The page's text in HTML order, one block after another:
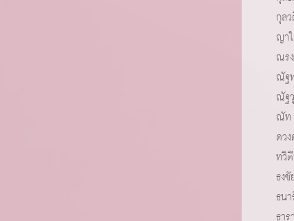
กุล
ญา
ณร
ณัฐ
ณัฐ
ณัท
ดว
ทวิ
ธง
ธน
ธา